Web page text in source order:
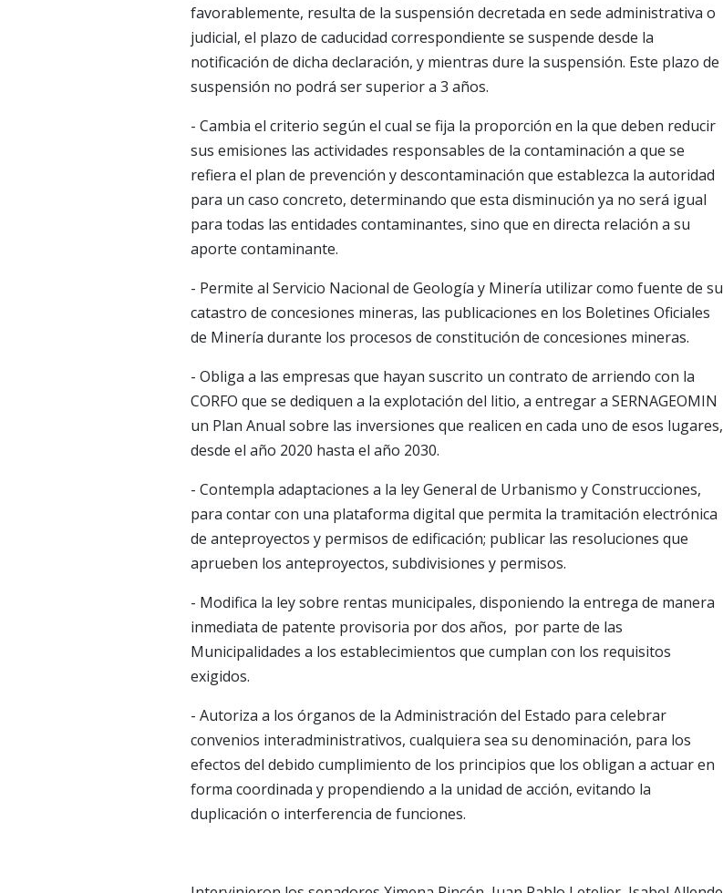
favorablemente, resulta de la suspensión decretada en sede administrativa o
judicial, el plazo de caducidad correspondiente se suspende desde la
notificación de dicha declaración, y mientras dure la suspensión. Este plazo de
suspensión no podrá ser superior a 3 años.
- Cambia el criterio según el cual se fija la proporción en la que deben reducir
sus emisiones las actividades responsables de la contaminación a que se
refiera el plan de prevención y descontaminación que establezca la autoridad
para un caso concreto, determinando que esta disminución ya no será igual
para todas las entidades contaminantes, sino que en directa relación a su
aporte contaminante.
- Permite al Servicio Nacional de Geología y Minería utilizar como fuente de su
catastro de concesiones mineras, las publicaciones en los Boletines Oficiales
de Minería durante los procesos de constitución de concesiones mineras.
- Obliga a las empresas que hayan suscrito un contrato de arriendo con la
CORFO que se dediquen a la explotación del litio, a entregar a SERNAGEOMIN
un Plan Anual sobre las inversiones que realicen en cada uno de esos lugares,
desde el año 2020 hasta el año 2030.
- Contempla adaptaciones a la ley General de Urbanismo y Construcciones,
para contar con una plataforma digital que permita la tramitación electrónica
de anteproyectos y permisos de edificación; publicar las resoluciones que
aprueben los anteproyectos, subdivisiones y permisos.
- Modifica la ley sobre rentas municipales, disponiendo la entrega de manera
inmediata de patente provisoria por dos años, por parte de las
Municipalidades a los establecimientos que cumplan con los requisitos
exigidos.
- Autoriza a los órganos de la Administración del Estado para celebrar
convenios interadministrativos, cualquiera sea su denominación, para los
efectos del debido cumplimiento de los principios que los obligan a actuar en
forma coordinada y propendiendo a la unidad de acción, evitando la
duplicación o interferencia de funciones.